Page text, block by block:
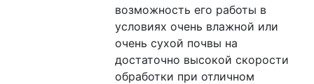
возможность его работы в
условиях очень влажной или
очень сухой почвы на
достаточно высокой скорости
обработки при отличном